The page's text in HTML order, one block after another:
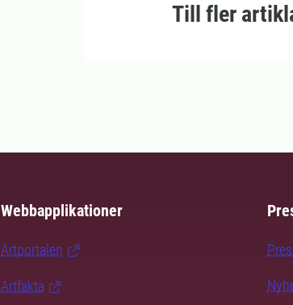
Till fler
Webbapplikationer
Artportalen
Artfakta